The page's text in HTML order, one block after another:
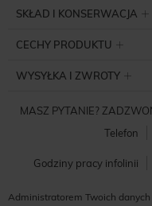
SKŁAD I KONSERWACJA
CECHY PRODUKTU
WYSYŁKA I ZWROTY
MASZ PYTANIE?
Telefon
Godziny pracy infolinii
Administratorem Twoich